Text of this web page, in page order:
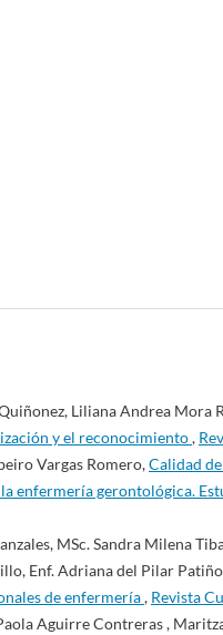
Liliana Andrea Mora
y el reconocimiento,
Vargas Romero,Calidad
enfermería gerontológica.
MSc. Sandra Milena
Enf. Adriana del Pilar
de enfermería, Revista
Aguirre Contreras ,